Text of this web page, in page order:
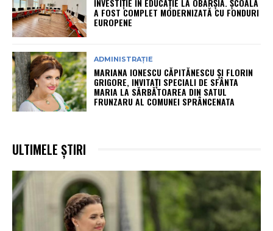
INVESTIȚIE ÎN EDUCAȚIE LA OBÂRȘIA. ȘCOALA
A FOST COMPLET MODERNIZATĂ CU FONDURI
EUROPENE
ADMINISTRAȚIE
MARIANA IONESCU CĂPITĂNESCU ȘI FLORIN
GRIGORE, INVITAȚI SPECIALI DE SFÂNTA
MARIA LA SĂRBĂTOAREA DIN SATUL
FRUNZARU AL COMUNEI SPRÂNCENATA
ULTIMELE ȘTIRI